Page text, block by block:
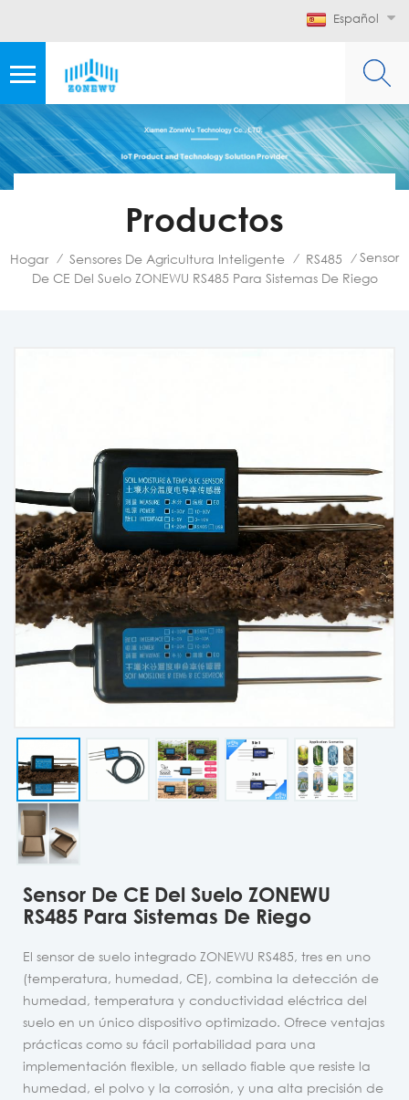
Español
Productos
Hogar / Sensores De Agricultura Inteligente / RS485 / Sensor
De CE Del Suelo ZONEWU RS485 Para Sistemas De Riego
Sensor De CE Del Suelo ZONEWU
RS485 Para Sistemas De Riego
El sensor de suelo integrado ZONEWU RS485, tres en uno
(temperatura, humedad, CE), combina la detección de
humedad, temperatura y conductividad eléctrica del
suelo en un único dispositivo optimizado. Ofrece ventajas
prácticas como su fácil portabilidad para una
implementación flexible, un sellado fiable que resiste la
humedad, el polvo y la corrosión, y una alta precisión de